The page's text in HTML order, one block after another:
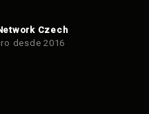
Czech
desde 2016